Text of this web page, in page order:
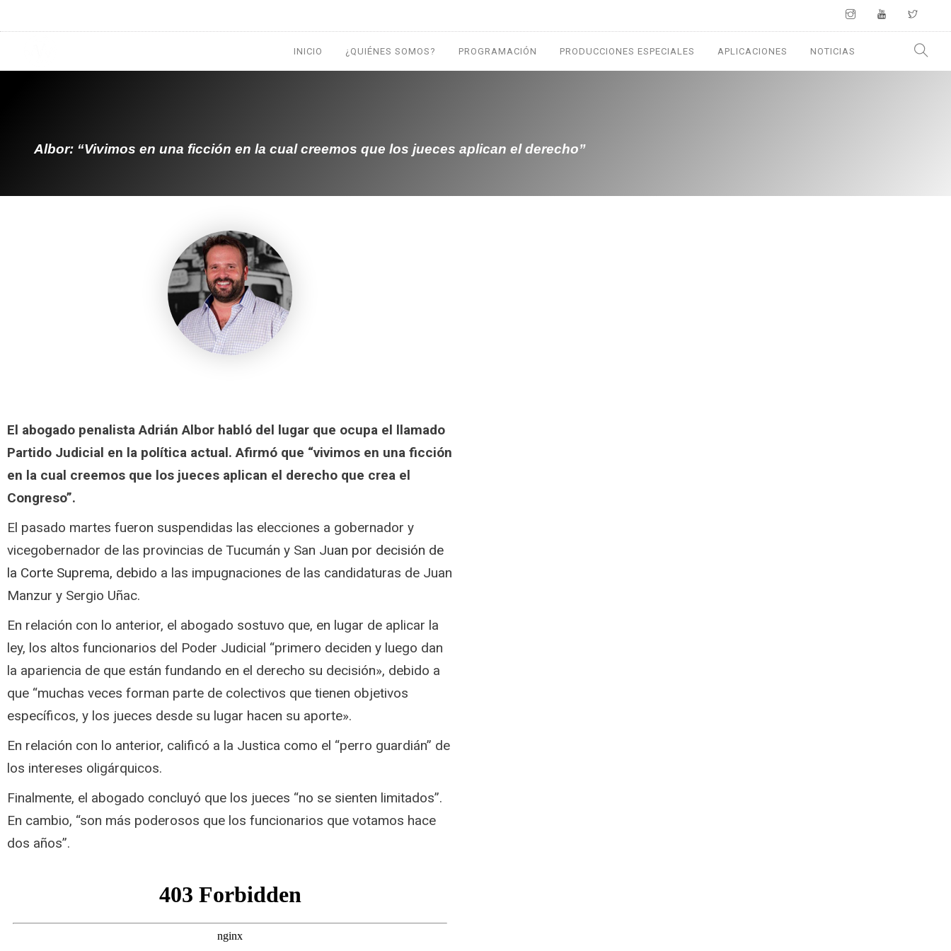
INICIO ¿QUIÉNES SOMOS? PROGRAMACIÓN PRODUCCIONES ESPECIALES APLICACIONES NOTICIAS
Albor: “Vivimos en una ficción en la cual creemos que los jueces aplican el derecho”
El abogado penalista Adrián Albor habló del lugar que ocupa el llamado
Partido Judicial en la política actual. Afirmó que “vivimos en una ficción
en la cual creemos que los jueces aplican el derecho que crea el
Congreso”.
El pasado martes fueron suspendidas las elecciones a gobernador y
vicegobernador de las provincias de Tucumán y San Juan por decisión de
la Corte Suprema, debido a las impugnaciones de las candidaturas de Juan
Manzur y Sergio Uñac.
En relación con lo anterior, el abogado sostuvo que, en lugar de aplicar la
ley, los altos funcionarios del Poder Judicial “primero deciden y luego dan
la apariencia de que están fundando en el derecho su decisión», debido a
que “muchas veces forman parte de colectivos que tienen objetivos
específicos, y los jueces desde su lugar hacen su aporte».
En relación con lo anterior, calificó a la Justica como el “perro guardián” de
los intereses oligárquicos.
Finalmente, el abogado concluyó que los jueces “no se sienten limitados”.
En cambio, “son más poderosos que los funcionarios que votamos hace
dos años”.